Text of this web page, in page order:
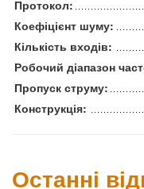
Протокол:
Коефіцієнт шуму:
Кількість входів:
Робочий діапазон
Пропуск струму:
Конструкція:
Останні